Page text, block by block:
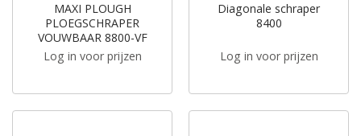
MAXI PLOUGH
PLOEGSCHRAPER
VOUWBAAR 8800-VF
Log in voor prijzen
Diagonale schraper
8400
Log in voor prijzen